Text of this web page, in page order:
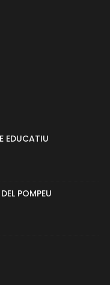
EDUCATIU
POMPEU